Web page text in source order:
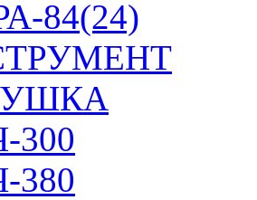
84(24)
300
380